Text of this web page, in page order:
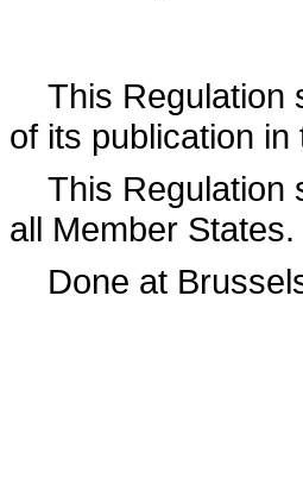
This Regulation
of its publication in
This Regulation
all Member States.
Done at